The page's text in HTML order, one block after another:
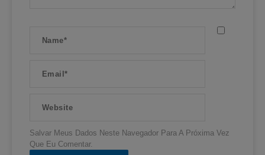
Salvar Meus Dados Neste Navegador Para A Próxima Vez
Que Eu Comentar.